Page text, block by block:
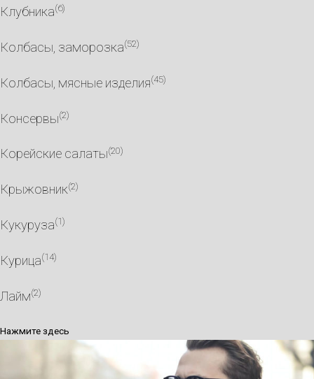
Клубника(6)
Колбасы, заморозка(52)
Колбасы, мясные изделия(45)
Консервы(2)
Корейские салаты(20)
Крыжовник(2)
Кукуруза(1)
Курица(14)
Лайм(2)
Нажмите здесь